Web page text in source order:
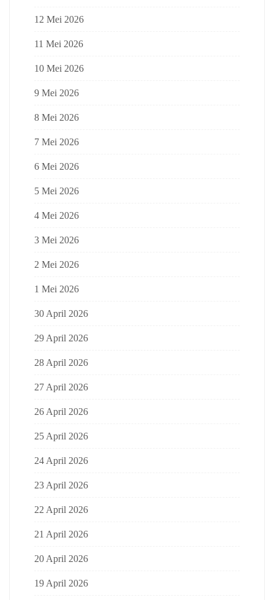
12 Mei 2026
11 Mei 2026
10 Mei 2026
9 Mei 2026
8 Mei 2026
7 Mei 2026
6 Mei 2026
5 Mei 2026
4 Mei 2026
3 Mei 2026
2 Mei 2026
1 Mei 2026
30 April 2026
29 April 2026
28 April 2026
27 April 2026
26 April 2026
25 April 2026
24 April 2026
23 April 2026
22 April 2026
21 April 2026
20 April 2026
19 April 2026